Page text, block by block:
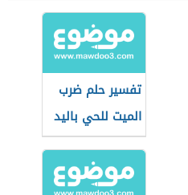
تفسير حلم ضرب
الميت للحي باليد